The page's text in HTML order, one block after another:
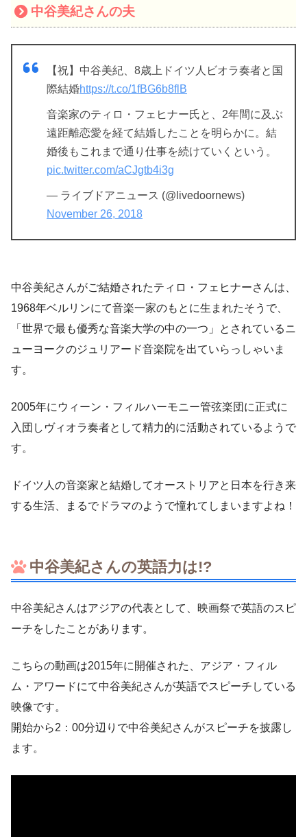
中谷美紀さんの夫
【祝】中谷美紀、8歳上ドイツ人ビオラ奏者と国
際結婚https://t.co/1fBG6b8flB
音楽家のティロ・フェヒナー氏と、2年間に及ぶ
遠距離恋愛を経て結婚したことを明らかに。結
婚後もこれまで通り仕事を続けていくという。
pic.twitter.com/aCJgtb4i3g
— ライブドアニュース (@livedoornews)
November 26, 2018
中谷美紀さんがご結婚されたティロ・フェヒナーさんは、
1968年ベルリンにて音楽一家のもとに生まれたそうで、
「世界で最も優秀な音楽大学の中の一つ」とされているニ
ューヨークのジュリアード音楽院を出ていらっしゃいま
す。
2005年にウィーン・フィルハーモニー管弦楽団に正式に
入団しヴィオラ奏者として精力的に活動されているようで
す。
ドイツ人の音楽家と結婚してオーストリアと日本を行き来
する生活、まるでドラマのようで憧れてしまいますよね！
中谷美紀さんの英語力は!?
中谷美紀さんはアジアの代表として、映画祭で英語のスピ
ーチをしたことがあります。
こちらの動画は2015年に開催された、アジア・フィル
ム・アワードにて中谷美紀さんが英語でスピーチしている
映像です。
開始から2：00分辺りで中谷美紀さんがスピーチを披露し
ます。